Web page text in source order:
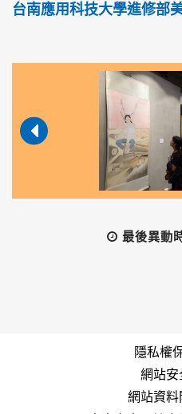
台南應用科技大學進修部
最後異動
隱私權
網站安
網站資料